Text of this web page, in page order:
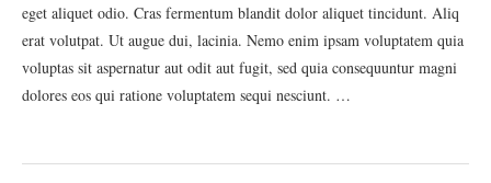
eget aliquet odio. Cras fermentum blandit dolor aliquet tincidunt. Aliq
erat volutpat. Ut augue dui, lacinia. Nemo enim ipsam voluptatem quia
voluptas sit aspernatur aut odit aut fugit, sed quia consequuntur magni
dolores eos qui ratione voluptatem sequi nesciunt. …